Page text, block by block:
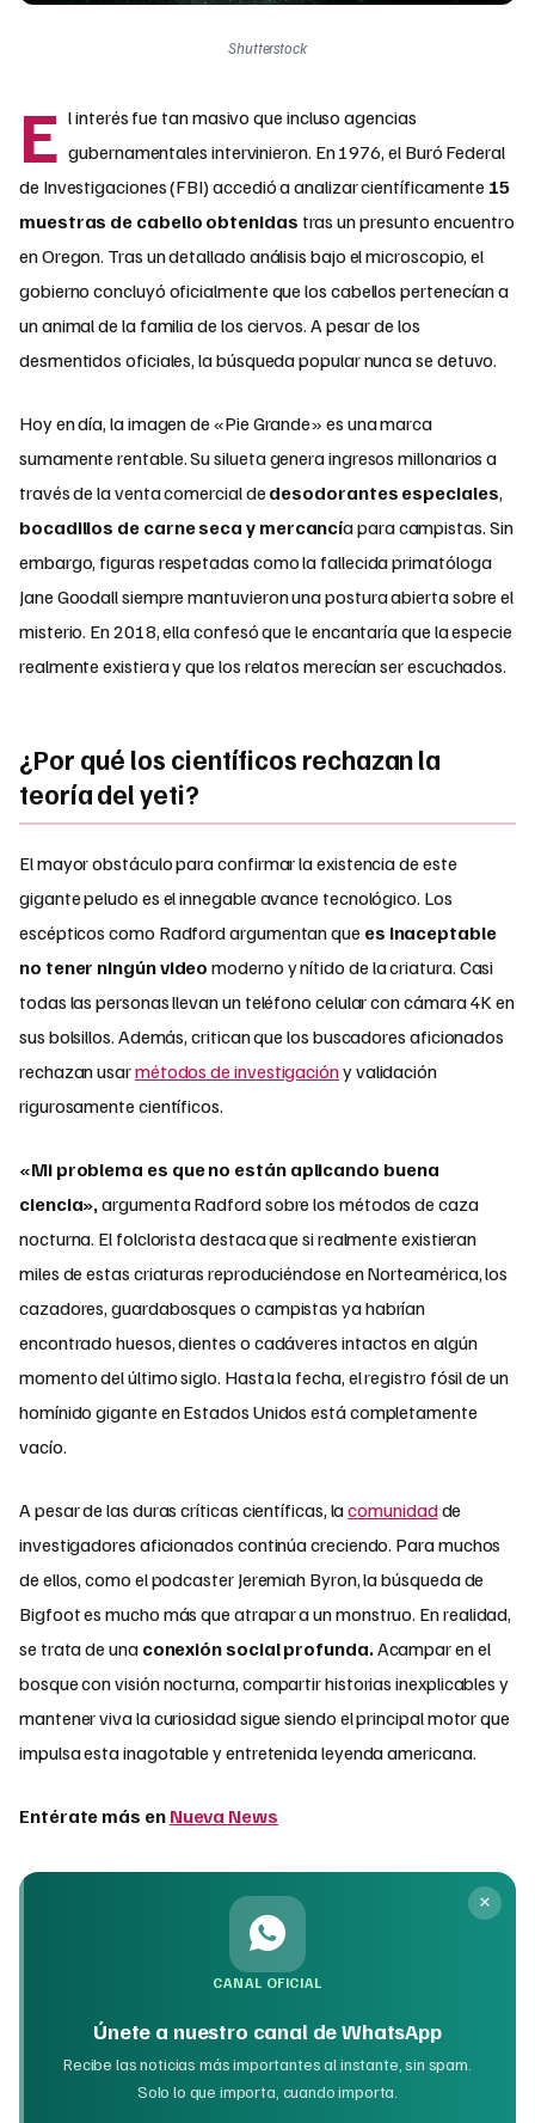
Shutterstock
E l interés fue tan masivo que incluso agencias
gubernamentales intervinieron. En 1976, el Buró Federal
de Investigaciones (FBI) accedió a analizar científicamente 15
muestras de cabello obtenidas tras un presunto encuentro
en Oregon. Tras un detallado análisis bajo el microscopio, el
gobierno concluyó oficialmente que los cabellos pertenecían a
un animal de la familia de los ciervos. A pesar de los
desmentidos oficiales, la búsqueda popular nunca se detuvo.
Hoy en día, la imagen de «Pie Grande» es una marca
sumamente rentable. Su silueta genera ingresos millonarios a
través de la venta comercial de desodorantes especiales,
bocadillos de carne seca y mercancía para campistas. Sin
embargo, figuras respetadas como la fallecida primatóloga
Jane Goodall siempre mantuvieron una postura abierta sobre el
misterio. En 2018, ella confesó que le encantaría que la especie
realmente existiera y que los relatos merecían ser escuchados.
¿Por qué los científicos rechazan la
teoría del yeti?
El mayor obstáculo para confirmar la existencia de este
gigante peludo es el innegable avance tecnológico. Los
escépticos como Radford argumentan que es inaceptable
no tener ningún video moderno y nítido de la criatura. Casi
todas las personas llevan un teléfono celular con cámara 4K en
sus bolsillos. Además, critican que los buscadores aficionados
rechazan usarmétodos de investigacióny validación
rigurosamente científicos.
«Mi problema es que no están aplicando buena
ciencia», argumenta Radford sobre los métodos de caza
nocturna. El folclorista destaca que si realmente existieran
miles de estas criaturas reproduciéndose en Norteamérica, los
cazadores, guardabosques o campistas ya habrían
encontrado huesos, dientes o cadáveres intactos en algún
momento del último siglo. Hasta la fecha, el registro fósil de un
homínido gigante en Estados Unidos está completamente
vacío.
A pesar de las duras críticas científicas, lacomunidadde
investigadores aficionados continúa creciendo. Para muchos
de ellos, como el podcaster Jeremiah Byron, la búsqueda de
Bigfoot es mucho más que atrapar a un monstruo. En realidad,
se trata de una conexión social profunda.Acampar en el
bosque con visión nocturna, compartir historias inexplicables y
mantener viva la curiosidad sigue siendo el principal motor que
impulsa esta inagotable y entretenida leyenda americana.
Entérate más en Nueva News
CANAL OFICIAL
Únete a nuestro canal de WhatsApp
Recibe las noticias más importantes al instante, sin spam.
Solo lo que importa, cuando importa.